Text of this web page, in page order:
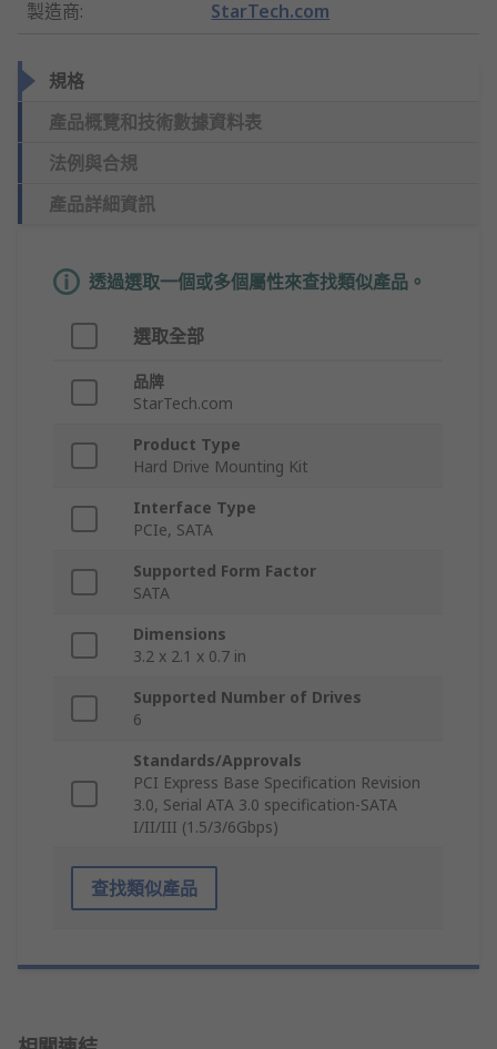
製造商: StarTech.com
規格
產品概覽和技術數據資料表
法例與合規
產品詳細資訊
透過選取一個或多個屬性來查找類似產品。
選取全部
品牌
StarTech.com
Product Type
Hard Drive Mounting Kit
Interface Type
PCIe, SATA
Supported Form Factor
SATA
Dimensions
3.2 x 2.1 x 0.7 in
Supported Number of Drives
6
Standards/Approvals
PCI Express Base Specification Revision
3.0, Serial ATA 3.0 specification-SATA
I/II/III (1.5/3/6Gbps)
查找類似產品